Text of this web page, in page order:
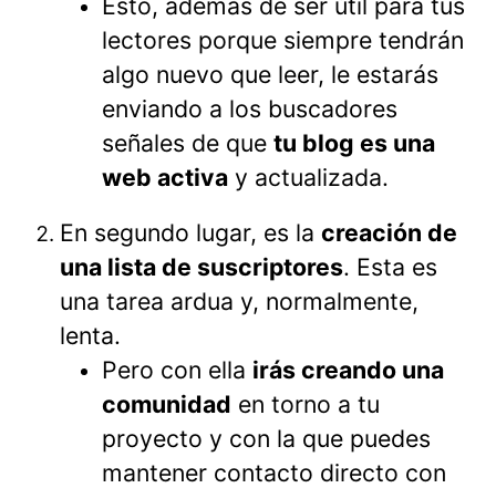
lectores porque siempre tendrán
algo nuevo que leer, le estarás
enviando a los buscadores
señales de que tu blog es una
web activa y actualizada.
En segundo lugar, es la creación de
una lista de suscriptores. Esta es
una tarea ardua y, normalmente,
lenta.
Pero con ella irás creando una
comunidad en torno a tu
proyecto y con la que puedes
mantener contacto directo con